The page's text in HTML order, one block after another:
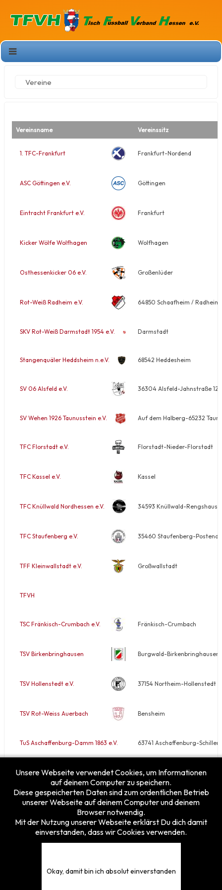
Vereine
Vereinsname Vereinssitz
1. TFC-Frankfurt Frankfurt-Nordend
ASC Göttingen e.V. Göttingen
Eintracht Frankfurt e.V. Frankfurt
Kicker Wölfe Wolfhagen Wolfhagen
Osthessenkicker 06 e.V. Großenlüder
Rot-Weiß Radheim e.V. 64850 Schaafheim /
SKV Rot-Weiß Darmstadt 1954 e.V. Darmstadt
Stangenquäler Heddsheim n.e.V. 68542 Heddesheim
SV 06 Alsfeld e.V. 36304 Alsfeld-Jahnstraße 12
SV Wehen 1926 Taunusstein e.V. Auf dem Halberg-65232
TFC Florstadt e.V. Florstadt-Nieder-Florstadt
TFC Kassel e.V. Kassel
TFC Knüllwald Nordhessen e.V. 34593 Knüllwald-
TFC Staufenberg e.V. 35460 Staufenberg-
TFF Kleinwallstadt e.V. Großwallstadt
TFVH
TSC Fränkisch-Crumbach e.V. Fränkisch-Crumbach
TSV Birkenbringhausen Burgwald-Birkenbringhausen
TSV Hollenstedt e.V. 37154 Northeim-Hollenstedt
TSV Rot-Weiss Auerbach Bensheim
TuS Aschaffenburg-Damm 1863 e.V. 63741 Aschaffenburg-
VfB Rodheim/Horloff e.V. 35410 Hungen-Rodheim
Besucherzähler
Heute
22
Diesen Monat
145
Unsere Webseite verwendet Cookies, um Informationen
auf deinem Computer zu speichern.
Diese gespeicherten Daten sind zum ordentlichen Betrieb
unserer Webseite auf deinem Computer und deinem
Browser notwendig.
Mit der Nutzung unserer Webseite erklärst Du dich damit
einverstanden, dass wir Cookies verwenden.
Okay, damit bin ich absolut einverstanden